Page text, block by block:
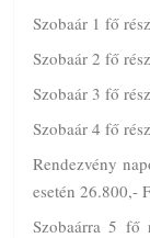
Szobaár 1 fő
Szobaár 2 fő
Szobaár 3 fő
Szobaár 4 fő
Rendezvény
esetén 26.800,-
Szobaárra 5 fő